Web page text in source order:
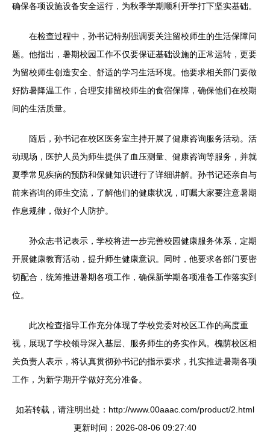
确保各项设施设备安全运行，为秋季学期顺利开学打下坚实基础。
在检查过程中，孙书记特别强调要关注留校师生的生活保障问
题。他指出，暑期校园工作不仅要保证基础设施的正常运转，更要
为留校师生创造安全、舒适的学习生活环境。他要求相关部门要做
好防暑降温工作，合理安排留校师生的食宿保障，确保他们在校期
间的生活质量。
随后，孙书记在校区医务室主持开展了健康咨询服务活动。活
动现场，医护人员为师生提供了血压测量、健康咨询等服务，并就
夏季常见疾病的预防和保健知识进行了详细讲解。孙书记还亲自与
前来咨询的师生交流，了解他们的健康状况，叮嘱大家要注意暑期
作息规律，做好个人防护。
孙众志书记表示，学校将进一步完善校园健康服务体系，定期
开展健康教育活动，提升师生健康意识。同时，他要求各部门要密
切配合，统筹推进暑期各项工作，确保新学期各项准备工作落实到
位。
此次检查指导工作充分体现了学校党委对校区工作的高度重
视，展现了学校领导深入基层、服务师生的务实作风。槐荫校区相
关负责人表示，将认真贯彻孙书记的指示要求，扎实推进暑期各项
工作，为新学期开学做好充分准备。
如若转载，请注明出处：http://www.00aaac.com/product/2.html
更新时间：2026-08-06 09:27:40